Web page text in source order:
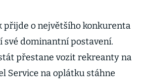
přijde o největšího konkurenta
své dominantní postavení.
přestane vozit rekreanty na
Service na oplátku stáhne